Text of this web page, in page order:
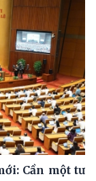
Cần một tư